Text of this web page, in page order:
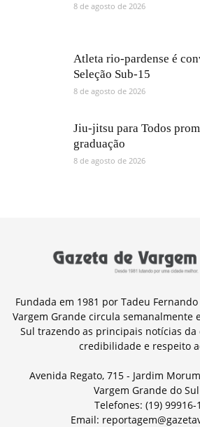
8 de agosto de 2026
Atleta rio-pardense é
Seleção Sub-15
8 de agosto de 2026
Jiu-jitsu para Todos
graduação
8 de agosto de 2026
Fundada em 1981 por Tadeu
Vargem Grande circula semanalmente
Sul trazendo as principais notícias da
credibilidade e respeito
Avenida Regato, 715 - Jardim
Vargem Grande do Sul
Telefones: (19) 99916-
Email: